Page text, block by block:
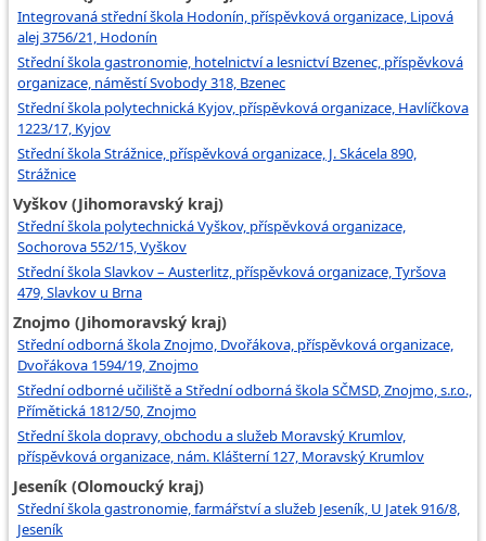
Integrovaná střední škola Hodonín, příspěvková organizace, Lipová
alej 3756/21, Hodonín
Střední škola gastronomie, hotelnictví a lesnictví Bzenec, příspěvková
organizace, náměstí Svobody 318, Bzenec
Střední škola polytechnická Kyjov, příspěvková organizace, Havlíčkova
1223/17, Kyjov
Střední škola Strážnice, příspěvková organizace, J. Skácela 890,
Strážnice
Vyškov (Jihomoravský kraj)
Střední škola polytechnická Vyškov, příspěvková organizace,
Sochorova 552/15, Vyškov
Střední škola Slavkov – Austerlitz, příspěvková organizace, Tyršova
479, Slavkov u Brna
Znojmo (Jihomoravský kraj)
Střední odborná škola Znojmo, Dvořákova, příspěvková organizace,
Dvořákova 1594/19, Znojmo
Střední odborné učiliště a Střední odborná škola SČMSD, Znojmo, s.r.o.,
Přímětická 1812/50, Znojmo
Střední škola dopravy, obchodu a služeb Moravský Krumlov,
příspěvková organizace, nám. Klášterní 127, Moravský Krumlov
Jeseník (Olomoucký kraj)
Střední škola gastronomie, farmářství a služeb Jeseník, U Jatek 916/8,
Jeseník